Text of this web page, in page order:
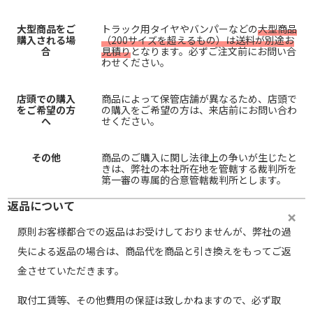
大型商品をご
購入される場
合
トラック用タイヤやバンパーなどの大型商品
（200サイズを超えるもの）は送料が別途お
見積りとなります。必ずご注文前にお問い合
わせください。
店頭での購入
をご希望の方
へ
商品によって保管店舗が異なるため、店頭で
の購入をご希望の方は、来店前にお問い合わ
せください。
その他
商品のご購入に関し法律上の争いが生じたと
きは、弊社の本社所在地を管轄する裁判所を
第一審の専属的合意管轄裁判所とします。
返品について
原則お客様都合での返品はお受けしておりませんが、弊社の過
失による返品の場合は、商品代を商品と引き換えをもってご返
金させていただきます。
取付工賃等、その他費用の保証は致しかねますので、必ず取